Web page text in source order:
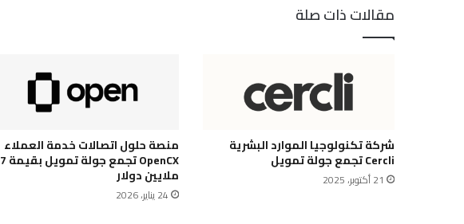
مقالات ذات صلة
شركة تكنولوجيا الموارد البشرية
Cercli تجمع جولة تمويل
21 أكتوبر، 2025
منصة حلول اتصالات خدمة العملاء
OpenCX تجمع جولة تمويل بقيمة 7
ملايين دولار
24 يناير، 2026